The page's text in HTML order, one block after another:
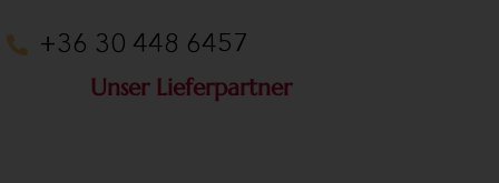
+36 30 448 6457
Unser Lieferpartner